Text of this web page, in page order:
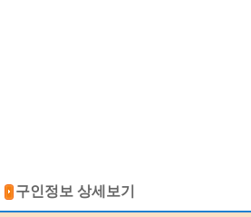
구인정보 상세보기